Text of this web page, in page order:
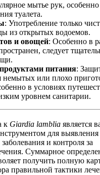
мытье рук,
туалета.
: Употребление только
из открытых водоемов.
и овощей: Особенно в
следует
питания:
немытых или плохо
в условиях
уровнем санитарии.
к Giardia lamblia является
для выявления
и контроля за
Суммарное
получить полную
правильной тактики